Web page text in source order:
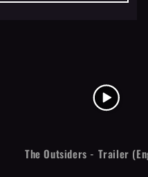
The Outsiders - Trailer